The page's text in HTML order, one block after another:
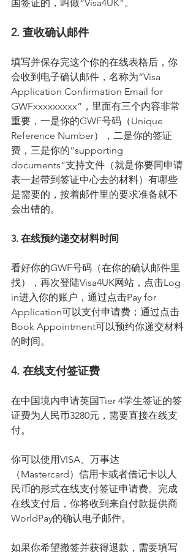
国签证的，叫做“Visa4UK”。
2. 查收确认邮件
填写并保存完这个你的在线表格后，你
会收到电子确认邮件，名称为“Visa
Application Confirmation Email for
GWFxxxxxxxxx”，里面有三个内容非常
重要，一是你的GWF号码（Unique
Reference Number），二是你的签证
费，三是你的“supporting
documents”支持文件（就是你要同申请
表一起带到签证中心去的材料）有哪些
是需要的，按着邮件里的要求准备就不
会出错的。
3. 在线预约递交材料时间
看好你的GWF号码（在你的确认邮件里
找），再次登陆Visa4UK网站，点击Log
in进入你的账户，通过点击Pay for
Application可以支付申请费；通过点击
Book Appointment可以预约你递交材料
的时间。
4. 在线支付签证费
在中国境内申请英国Tier 4学生签证的签
证费为人民币3280元，需要直接在线支
付。
你可以使用VISA、万事达
（Mastercard）信用卡或者借记卡以人
民币的形式在线支付签证申请费。完成
在线支付后，你将收到来自付款提供商
WorldPay的确认电子邮件。
如果你希望撤签并获得退款，需要填写